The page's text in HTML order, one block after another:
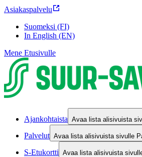
Asiakaspalvelu
Suomeksi (FI)
In English (EN)
Mene Etusivulle
Ajankohtaista Avaa lista alisivuista
Palvelut Avaa lista alisivuista sivulle
S-Etukortti Avaa lista alisivuista